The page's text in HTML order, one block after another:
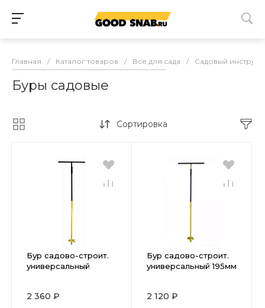
Главная / Каталог товаров / Всё для сада / Садовый
Буры садовые
Сортировка
Бур садово-строит.
универсальный
2 360 ₽
Бур садово-строит.
универсальный 195мм
2 120 ₽